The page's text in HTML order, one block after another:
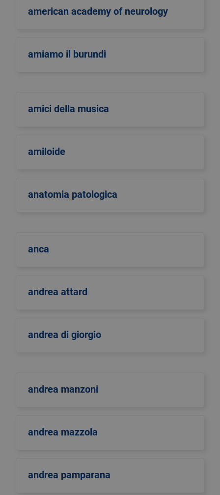
american academy of neurology
amiamo il burundi
amici della musica
amiloide
anatomia patologica
anca
andrea attard
andrea di giorgio
andrea manzoni
andrea mazzola
andrea pamparana